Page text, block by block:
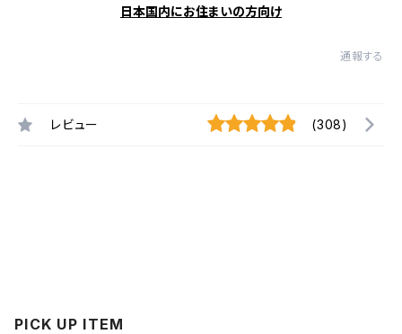
日本国内にお住まいの方向け
通報する
レビュー (308)
PICK UP ITEM